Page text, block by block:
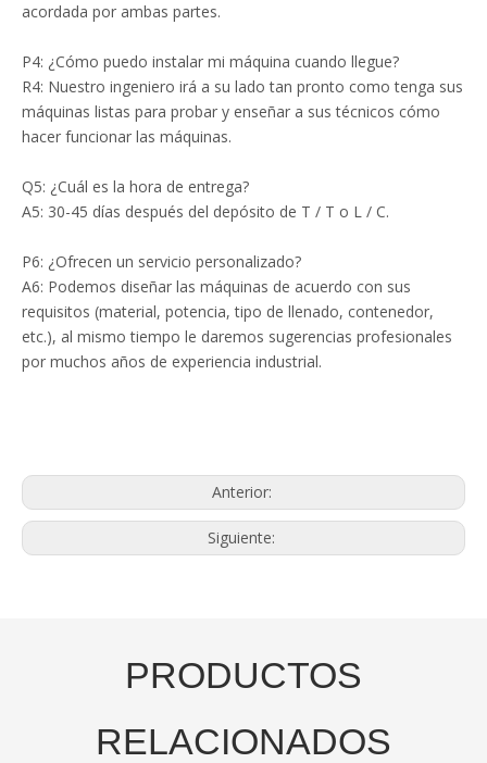
acordada por ambas partes.
P4: ¿Cómo puedo instalar mi máquina cuando llegue?
R4: Nuestro ingeniero irá a su lado tan pronto como tenga sus
máquinas listas para probar y enseñar a sus técnicos cómo
hacer funcionar las máquinas.
Q5: ¿Cuál es la hora de entrega?
A5: 30-45 días después del depósito de T / T o L / C.
P6: ¿Ofrecen un servicio personalizado?
A6: Podemos diseñar las máquinas de acuerdo con sus
requisitos (material, potencia, tipo de llenado, contenedor,
etc.), al mismo tiempo le daremos sugerencias profesionales
por muchos años de experiencia industrial.
Anterior:
Siguiente:
PRODUCTOS
RELACIONADOS